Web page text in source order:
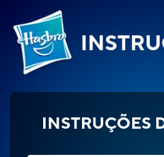
INSTRUÇÕES